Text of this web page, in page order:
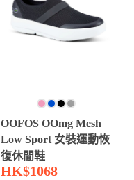
OOFOS OOmg Mesh
Low Sport 女裝運動恢
復休閒鞋
HK$1068